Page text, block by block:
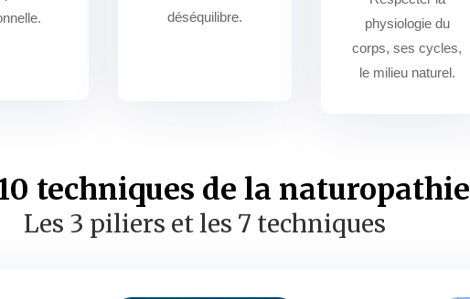
déséquilibre.
physiologie du
corps, ses cycles,
le milieu naturel.
techniques de la naturopathie
Les 3 piliers et les 7 techniques